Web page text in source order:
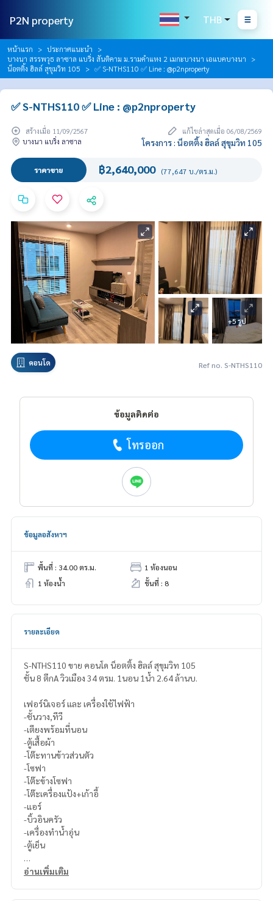
P2N property THB
หน้าแรก
ประกาศแนะนำ
บางนา สรรพวุธ ลาซาล แบริ่ง สันติคาม ม.รามคำแหง 2 เมกะบางนา เอแบคบางนา
น็อตติ้ง ฮิลล์ สุขุมวิท 105
✅ S-NTHS110 ✅ Line : @p2nproperty
✅ S-NTHS110 ✅ Line : @p2nproperty
สร้างเมื่อ 11/09/2567
แก้ไขล่าสุดเมื่อ 06/08/2569
บางนา แบริ่ง ลาซาล
โครงการ : น็อตติ้ง ฮิลล์ สุขุมวิท 105
ราคาขาย ฿2,640,000 (77,647 บ./ตร.ม.)
+5 รูป
คอนโด Ref no. S-NTHS110
ข้อมูลติดต่อ
โทรออก
ข้อมูลอสังหาฯ
พื้นที่ : 34.00 ตร.ม.
1 ห้องนอน
1 ห้องน้ำ
ชั้นที่ : 8
รายละเอียด
S-NTHS110 ขาย คอนโด น็อตติ้ง ฮิลล์ สุขุมวิท 105
ชั้น 8 ตึกA วิวเมือง 34 ตรม. 1นอน 1น้ำ 2.64 ล้านบ.
เฟอร์นิเจอร์ และ เครื่องใช้ไฟฟ้า
-ชั้นวาง,ทีวี
-เตียงพร้อมที่นอน
-ตู้เสื้อผ้า
-โต๊ะทานข้าวส่วนตัว
-โซฟา
-โต๊ะข้างโซฟา
-โต๊ะเครื่องแป้ง+เก้าอี้
-แอร์
-บิ้วอินครัว
-เครื่องทำน้ำอุ่น
-ตู้เย็น
สนใจติดต่อ Line ID : @p2nproperty (มี @ ด้วยค่ะ)
อ่านเพิ่มเติม